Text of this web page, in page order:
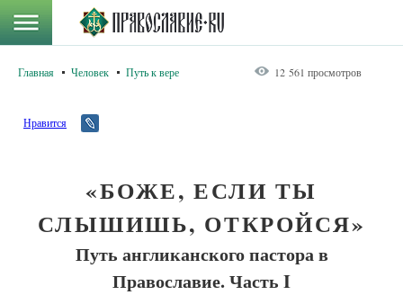
Главная Человек Путь к вере 12 561 просмотров
Нравится
«БОЖЕ, ЕСЛИ ТЫ
СЛЫШИШЬ, ОТКРОЙСЯ»
Путь англиканского пастора в
Православие. Часть I